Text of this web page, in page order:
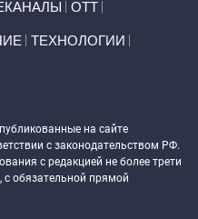
ОТТ
ТЕХНОЛОГИИ
на сайте
с законодательством РФ.
с редакцией не более трети
с обязательной прямой